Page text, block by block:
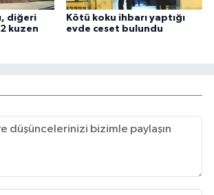
diğeri
kuzen
Kötü koku ihbarı yaptığı
evde ceset bulundu